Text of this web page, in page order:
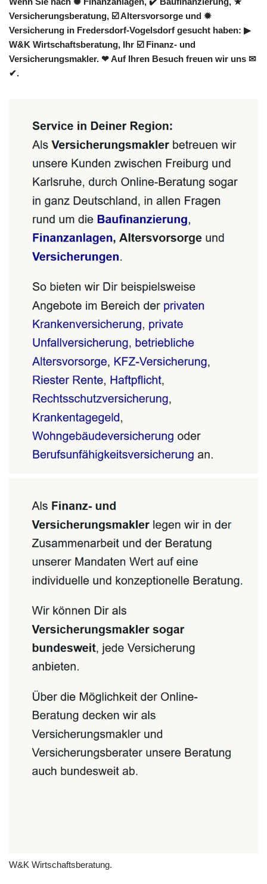
Versicherungsberatung, ☑️ Altersvorsorge und ✹
Versicherung in Fredersdorf-Vogelsdorf gesucht haben: ▶︎
W&K Wirtschaftsberatung, Ihr ☑️ Finanz- und
Versicherungsmakler. ❤ Auf Ihren Besuch freuen wir uns ✉
✔.
W&K Wirtschaftsberatung.